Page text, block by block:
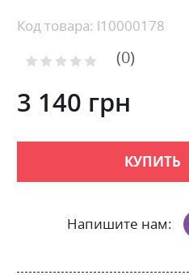
Skip
the
of
the
gallery
Код товара: l10000178
Рейтинг: 0
3 140 грн
КУПИТЬ
Напишите нам: